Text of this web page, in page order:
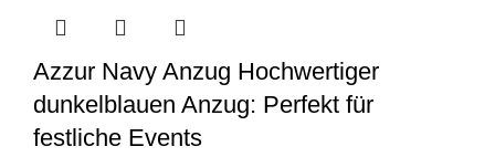
Azzur Navy Anzug Hochwertiger
dunkelblauen Anzug: Perfekt für
festliche Events